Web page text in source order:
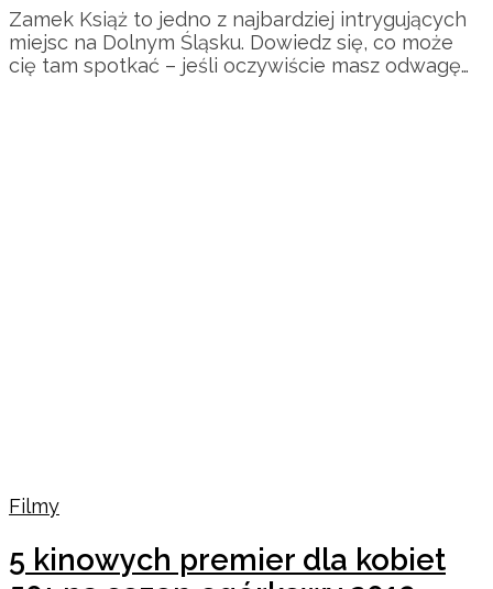
Zamek Książ to jedno z najbardziej intrygujących
miejsc na Dolnym Śląsku. Dowiedz się, co może
cię tam spotkać – jeśli oczywiście masz odwagę…
Filmy
5 kinowych premier dla kobiet